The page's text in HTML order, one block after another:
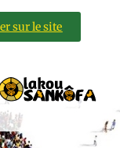
sur le site